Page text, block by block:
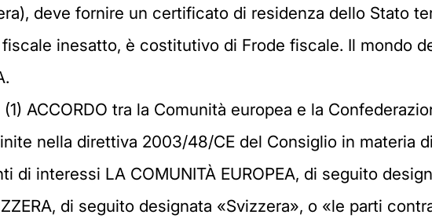
deve fornire un certificato di residenza dello Stato
inesatto, è costitutivo di Frode fiscale. Il mondo
ritenuta su tali pagamenti di interessi. Il livello di detta ritenuta sarà pari alla differenza tra il livello della ritenuta di cui al paragrafo 1 del presente articolo e la nuova aliquota dell'imposta preventiva, ma non può essere superiore al livello stabilito al medesimo paragrafo 1. Qualora la Svizzera restringa il campo d'applicazione della sua normativa riguardante l'imposta preventiva prelevata sui pagamenti di interessi effettuati a persone fisiche residenti in uno Stato membro, i pagamenti di interessi così esentati dal pagamento dell'imposta preventiva saranno assoggettati al prelievo di una ritenuta alle aliquote di cui al paragrafo 1 del presente articolo. 4. Le disposizioni del paragrafo 2 non si applicano agli interessi pagati dai fondi di investimento svizzeri che al momento dell'entrata in vigore del presente accordo o in data successiva siano esentati dall'imposta preventiva svizzera sui pagamenti da essi corrisposti a persone fisiche residenti in uno Stato membro. 5. La Svizzera adotta gli opportuni provvedimenti al fine di garantire che le funzioni richieste dall'attuazione del presente accordo vengano svolte dagli agenti pagatori stabiliti sul territorio della Svizzera e prevede in particolare le misure applicabili in materia procedurale e sanzionatoria. Articolo 2 Divulgazione volontaria 1. La Svizzera stabilisce una procedura che consente al beneficiario effettivo, quale viene definito all'articolo 4, di evitare il prelievo della ritenuta di cui all'articolo 1 mediante espressa autorizzazione al suo agente pagatore in Svizzera a comunicare i pagamenti di interessi all'autorità competente di tale Stato. L'autorizzazione vale per tutti i pagamenti di interessi versati dal suddetto agente pagatore al beneficiario effettivo. 2. In caso di espressa autorizzazione da parte del beneficiario effettivo, l'agente pagatore deve comunicare come minimo le seguenti informazioni: a) l'identità e la residenza del beneficiario effettivo stabilite in conformità dell'articolo 5; b) la denominazione e l'indirizzo dell'agente pagatore; c) il numero di conto bancario del beneficiario effettivo o, in assenza di tale riferimento, l'identificazione del titolo di credito che genera gli interessi; e IT L 385/30 Gazzetta ufficiale dell'Unione europea 29.12.2004 d) l'importo degli interessi pagati calcolato in conformità dell'articolo 3. 3. L'autorità competente della Svizzera comunica le informazioni di cui al paragrafo 2 all'autorità competente dello Stato membro di residenza del beneficiario effettivo. Queste comunicazioni sono automatiche e hanno luogo almeno una volta all'anno, entro i sei mesi successivi al termine dell'anno fiscale in Svizzera, per tutti i pagamenti di interessi effettuati durante tale anno. 4. Qualora il beneficiario effettivo scelga la procedura di divulgazione volontaria o altrimenti dichiari alle autorità fiscali del suo Stato membro di residenza i suoi redditi in forma di pagamenti di interessi corrisposti da un agente pagatore svizzero, tali redditi sono soggetti a tassazione nel suddetto Stato membro alle stesse aliquote applicate a redditi simili ottenuti in tale Stato membro. Articolo 3 Base imponibile della ritenuta 1. L'agente pagatore preleva la ritenuta di cui all'articolo 1, paragrafo 1, nel modo seguente: a) per un pagamento di interessi ai sensi dell'articolo 7, paragrafo 1, lettera a): sull'importo lordo degli interessi pagati o accreditati; b) per un pagamento di interessi ai sensi dell'articolo 7, paragrafo 1, lettere b) o d): sull'importo degli interessi o dei redditi contemplati da dette lettere; c) per un pagamento di interessi ai sensi dell'articolo 7, paragrafo 1, lettera c): sull'importo del pagamento d'interessi contemplato da detta lettera. 2. Ai fini del paragrafo 1, la ritenuta è prelevata proporzionalmente al periodo di detenzione del credito da parte del beneficiario effettivo. Quando, in base alle informazioni in suo possesso, l'agente pagatore non è in grado di determinare il periodo di detenzione del credito, egli considera che il beneficiario effettivo sia stato detentore del credito per tutta la sua durata a meno che lo stesso beneficiario effettivo fornisca prove della data di acquisizione. 3. Imposte e ritenute diverse dalla ritenuta prevista dal presente accordo sullo stesso pagamento di interessi vengono scontate dall'importo della ritenuta calcolato conformemente al presente articolo. 4. I paragrafi 1, 2 e 3 lasciano impregiudicate le disposizioni dell'articolo 1, paragrafo 2. Articolo 4 Definizione del beneficiario effettivo 1. Ai fini del presente accordo si intende per «beneficiario effettivo» qualsiasi persona fisica che percepisce un pagamento di interessi o qualsiasi persona fisica a favore della quale è attribuito un pagamento di interessi, a meno che essa dimostri di non aver percepito, o di non aver